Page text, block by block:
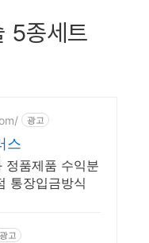
5종세트
광고
스
정품제품 수익분
통장입금방식
광고